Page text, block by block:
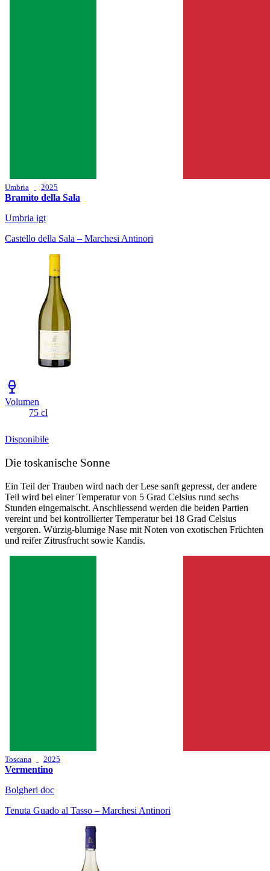
Umbria 2025
Bramìto della Sala
Umbria igt
Castello della Sala – Marchesi Antinori
Volumen
75 cl
Disponibile
Die toskanische Sonne
Ein Teil der Trauben wird nach der Lese sanft gepresst, der andere
Teil wird bei einer Temperatur von 5 Grad Celsius rund sechs
Stunden eingemaischt. Anschliessend werden die beiden Partien
vereint und bei kontrollierter Temperatur bei 18 Grad Celsius
vergoren. Würzig-blumige Nase mit Noten von exotischen Früchten
und reifer Zitrusfrucht sowie Kandis.
Toscana 2025
Vermentino
Bolgheri doc
Tenuta Guado al Tasso – Marchesi Antinori